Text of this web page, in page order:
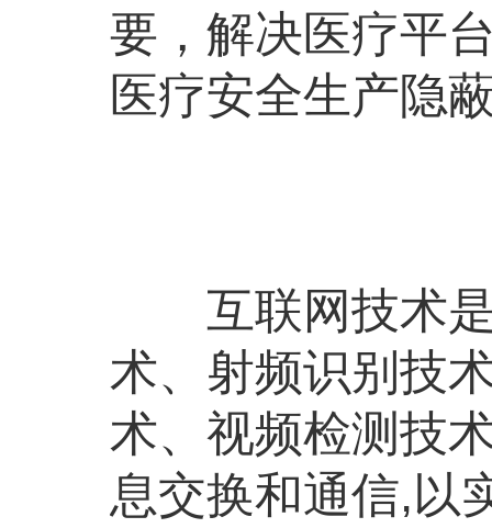
要，解决医疗平
医疗安全生产隐
互联网技术是
术、射频识别技
术、视频检测技
息交换和通信,以